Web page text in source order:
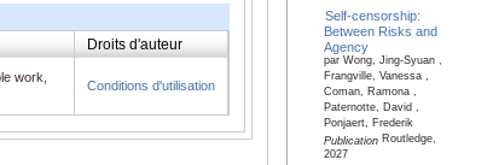
Droits d'auteur
work,
Conditions d'utilisation
Self-censorship:
Between Risks and
Agency
par Wong, Jing-Syuan ,
Frangville, Vanessa ,
Coman, Ramona ,
Paternotte, David ,
Ponjaert, Frederik
PublicationRoutledge,
2027